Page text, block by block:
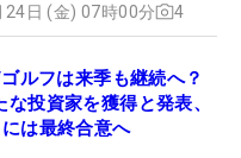
24日 (金) 07時00分 4
ルフは来季も継続へ？
な投資家を獲得と発表、
は最終合意へ